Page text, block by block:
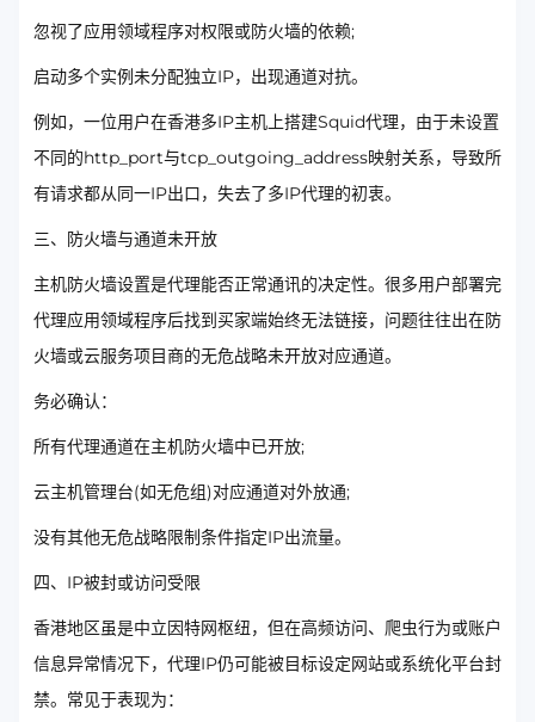
忽视了应用领域程序对权限或防火墙的依赖;
启动多个实例未分配独立IP，出现通道对抗。
例如，一位用户在香港多IP主机上搭建Squid代理，由于未设置
不同的http_port与tcp_outgoing_address映射关系，导致所
有请求都从同一IP出口，失去了多IP代理的初衷。
三、防火墙与通道未开放
主机防火墙设置是代理能否正常通讯的决定性。很多用户部署完
代理应用领域程序后找到买家端始终无法链接，问题往往出在防
火墙或云服务项目商的无危战略未开放对应通道。
务必确认：
所有代理通道在主机防火墙中已开放;
云主机管理台(如无危组)对应通道对外放通;
没有其他无危战略限制条件指定IP出流量。
四、IP被封或访问受限
香港地区虽是中立因特网枢纽，但在高频访问、爬虫行为或账户
信息异常情况下，代理IP仍可能被目标设定网站或系统化平台封
禁。常见于表现为：